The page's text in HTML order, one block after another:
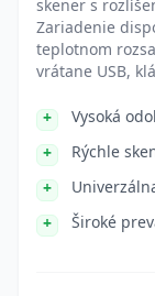
skener s
Zariadenie
teplotnom
vrátane USB,
Vysoká
Rýchle
Široké